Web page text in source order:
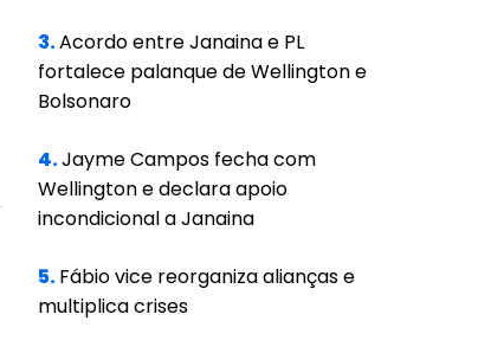
3.Acordo entre Janaina e PL
fortalece palanque de Wellington e
Bolsonaro
4.Jayme Campos fecha com
Wellington e declara apoio
incondicional a Janaina
5.Fábio vice reorganiza alianças e
multiplica crises